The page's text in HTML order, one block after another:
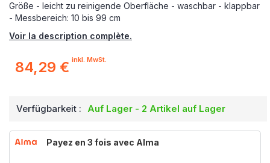
Größe - leicht zu reinigende Oberfläche - waschbar - klappbar
- Messbereich: 10 bis 99 cm
Voir la description complète.
84,29 € inkl. MwSt.
Verfügbarkeit : Auf Lager - 2 Artikel auf Lager
Payez en 3 fois avec Alma